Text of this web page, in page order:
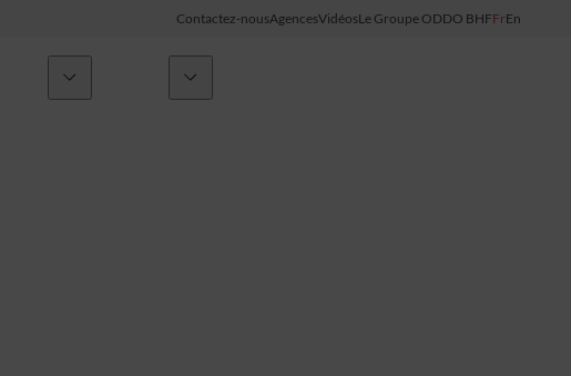
Contactez-nousAgencesVidéosLe Groupe ODDO BHFFrEn